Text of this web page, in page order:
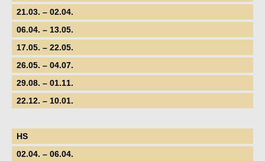
21.03. – 02.04.
06.04. – 13.05.
17.05. – 22.05.
26.05. – 04.07.
29.08. – 01.11.
22.12. – 10.01.
HS
02.04. – 06.04.